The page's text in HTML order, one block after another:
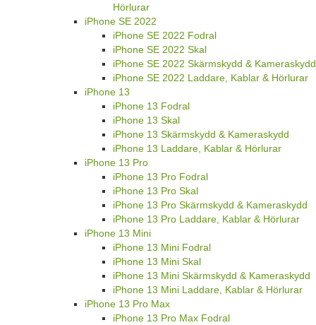
Hörlurar
iPhone SE 2022
iPhone SE 2022 Fodral
iPhone SE 2022 Skal
iPhone SE 2022 Skärmskydd & Kameraskydd
iPhone SE 2022 Laddare, Kablar & Hörlurar
iPhone 13
iPhone 13 Fodral
iPhone 13 Skal
iPhone 13 Skärmskydd & Kameraskydd
iPhone 13 Laddare, Kablar & Hörlurar
iPhone 13 Pro
iPhone 13 Pro Fodral
iPhone 13 Pro Skal
iPhone 13 Pro Skärmskydd & Kameraskydd
iPhone 13 Pro Laddare, Kablar & Hörlurar
iPhone 13 Mini
iPhone 13 Mini Fodral
iPhone 13 Mini Skal
iPhone 13 Mini Skärmskydd & Kameraskydd
iPhone 13 Mini Laddare, Kablar & Hörlurar
iPhone 13 Pro Max
iPhone 13 Pro Max Fodral